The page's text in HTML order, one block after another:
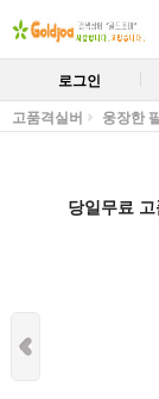
로그인
고품격실버 웅장한
당일무료